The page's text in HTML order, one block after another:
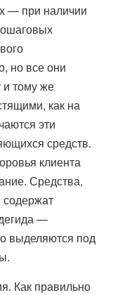
— при наличии
но все они
и тому же
как на
эти
средств.
клиента
Средства,
—
выделяются под
Как правильно